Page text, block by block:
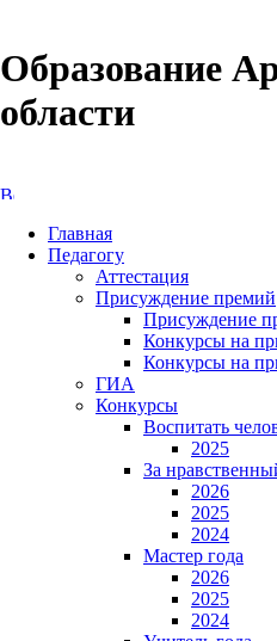
Образование
области
Главная
Педагогу
Аттестация
Присуждение премий
Присуждение
Конкурсы на
Конкурсы на
ГИА
Конкурсы
Воспитать
2025
За
2026
2025
2024
Мастер года
2026
2025
2024